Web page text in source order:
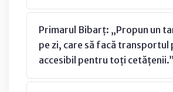
Primarul Bibarț: „Propun un
pe zi, care să facă transportul
accesibil pentru toți cetățenii.”